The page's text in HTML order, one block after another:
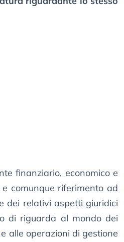
finanziario, economico e
comunque riferimento ad
dei relativi aspetti giuridici
di riguarda al mondo dei
e alle operazioni di gestione